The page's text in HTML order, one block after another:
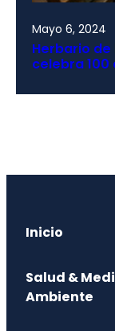
Mayo 6, 2024
Herbario
celebra
Inicio
Salud &
Ambiente